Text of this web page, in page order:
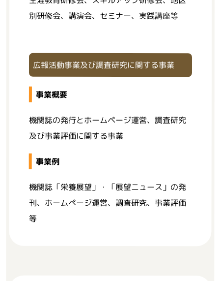
別研修会、講演会、セミナー、実践講座等
広報活動事業及び調査研究に関する事業
事業概要
機関誌の発行とホームページ運営、調査研究
及び事業評価に関する事業
事業例
機関誌「栄養展望」・「展望ニュース」の発
刊、ホームページ運営、調査研究、事業評価
等